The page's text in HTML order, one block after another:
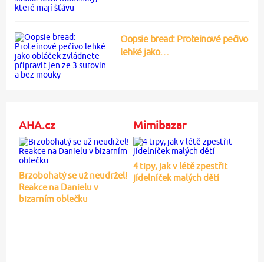
Oopsie bread: Proteinové pečivo
lehké jako…
AHA.cz
Brzobohatý se už neudržel!
Reakce na Danielu v
bizarním oblečku
Mimibazar
4 tipy, jak v létě zpestřit
jídelníček malých dětí